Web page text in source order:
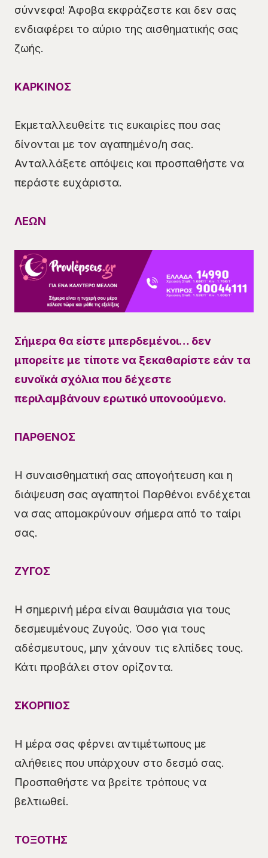
σύννεφα! Άφοβα εκφράζεστε και δεν σας
ενδιαφέρει το αύριο της αισθηματικής σας
ζωής.
ΚΑΡΚΙΝΟΣ
Εκμεταλλευθείτε τις ευκαιρίες που σας
δίνονται με τον αγαπημένο/η σας.
Ανταλλάξετε απόψεις και προσπαθήστε να
περάστε ευχάριστα.
ΛΕΩΝ
Σήμερα θα είστε μπερδεμένοι… δεν
μπορείτε με τίποτε να ξεκαθαρίστε εάν τα
ευνοϊκά σχόλια που δέχεστε
περιλαμβάνουν ερωτικό υπονοούμενο.
ΠΑΡΘΕΝΟΣ
Η συναισθηματική σας απογοήτευση και η
διάψευση σας αγαπητοί Παρθένοι ενδέχεται
να σας απομακρύνουν σήμερα από το ταίρι
σας.
ΖΥΓΟΣ
Η σημερινή μέρα είναι θαυμάσια για τους
δεσμευμένους Ζυγούς. Όσο για τους
αδέσμευτους, μην χάνουν τις ελπίδες τους.
Κάτι προβάλει στον ορίζοντα.
ΣΚΟΡΠΙΟΣ
Η μέρα σας φέρνει αντιμέτωπους με
αλήθειες που υπάρχουν στο δεσμό σας.
Προσπαθήστε να βρείτε τρόπους να
βελτιωθεί.
ΤΟΞΟΤΗΣ